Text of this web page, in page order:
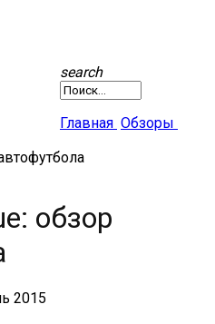
search
Главная Обзоры
обзор
2015